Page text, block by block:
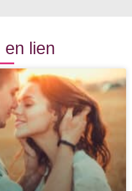
en lien